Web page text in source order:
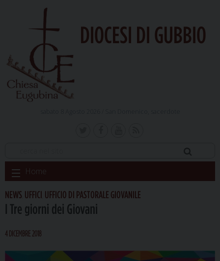
DIOCESI DI GUBBIO
Skip
to
content
Home
NEWS UFFICI UFFICIO DI PASTORALE GIOVANILE
I Tre giorni dei Giovani
4 DICEMBRE 2018